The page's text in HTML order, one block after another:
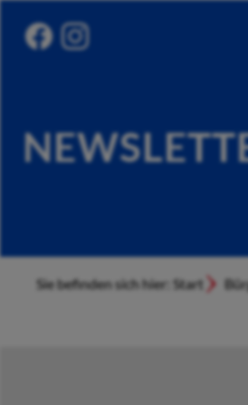
Sie befinden sich hier: Start